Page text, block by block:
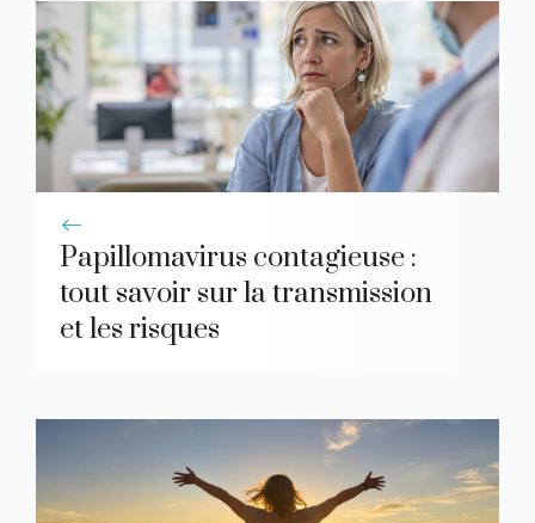
Papillomavirus contagieuse :
tout savoir sur la transmission
et les risques